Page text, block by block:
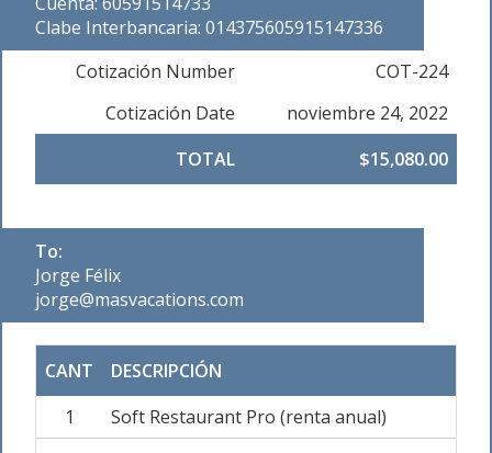
Clabe Interbancaria: 014375605915147336
Cotización Number
COT-224
Cotización Date
noviembre 24, 2022
TOTAL
$15,080.00
To:
Jorge Félix
jorge@masvacations.com
CANT
DESCRIPCIÓN
1
Soft Restaurant Pro (renta anual)